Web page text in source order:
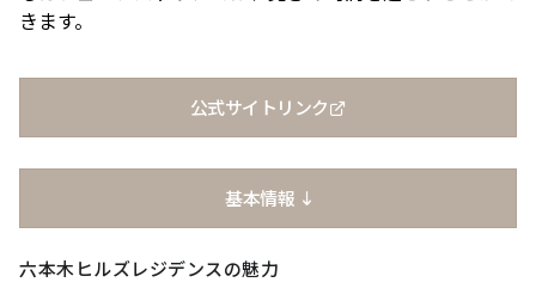
ォー・キッズ 2026
月16日（日）
街がまるごと学び場にな
る、こどもが主役のワーク
ショップ。今年の夏も、4
つのヒルズを舞台に開催。
ス》（2016-2017年）など
期の代表作から近作まで11
点を展示し、作品の発展の
軌跡を深く洞察します。
ヒルズ グルメバーガーグラン
2026年7月1日（水）～8
ICE! 2026」
2026年7月1日（水）～8
月31日（月）
（TOHOシネマズ六本木ヒルズ）
（グランド ハイアット 東京）
complex665
J-WAVE 81.3FM
住宅をお探しの
方
六本木ヒルズレジデ
オフィスをお探
タクシーでお越しの方
空港からお越しの方
自転車・バイク・シェアサ
イクルでお越しの方
駐車場のご案内
時間貸駐車場空き状況を
シェアサイクルのご案内
港区自転車シェアリング
フロアマップ
お問い合わせ
ATM
休憩エリア
ペットをお連れのお客さま
へ
公衆電話・携帯電話充電器
救護室
きます。
公式サイトリンク
基本情報
六本木ヒルズレジデンスの魅力